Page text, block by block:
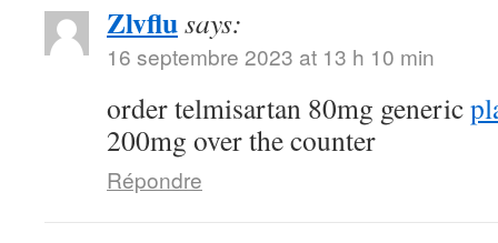
Zlvflusays:
16 septembre 2023 at 13 h 10 min
order telmisartan 80mg generic
200mg over the counter
Répondre